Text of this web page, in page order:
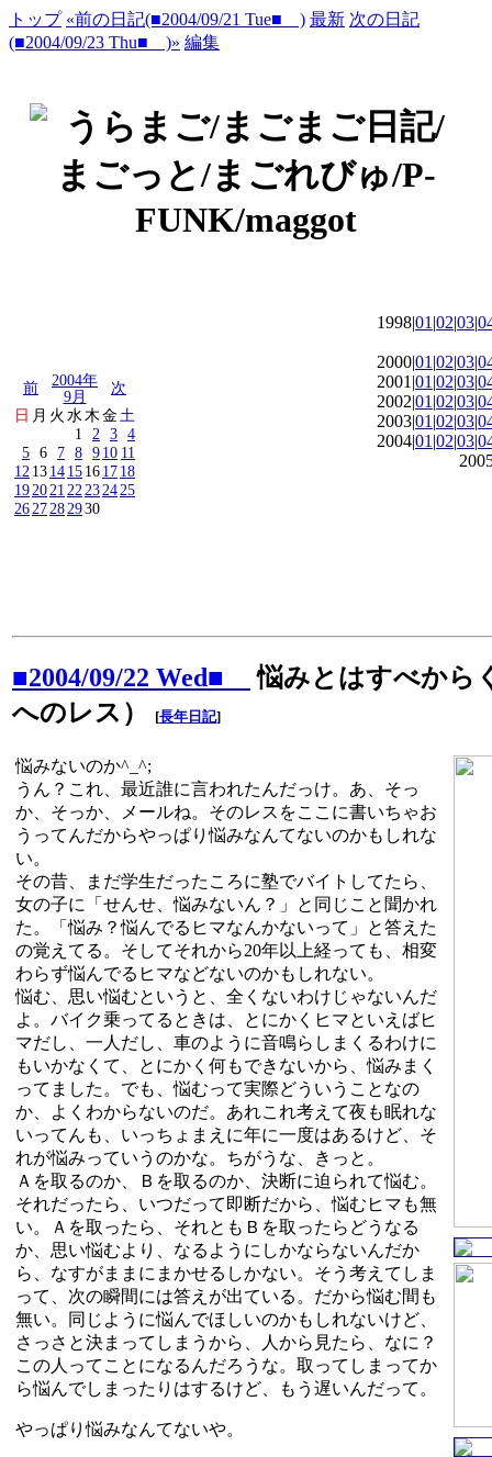
トップ «前の日記(■2004/09/21 Tue■ ) 最新 次の日記
(■2004/09/23 Thu■ )» 編集
前
2004年
9月
次
日 月 火 水 木金 土
1
2 3 4
5 6 7 8 910 11
12 131415161718
192021 22 232425
2627282930
1998|01 |02|03|
2000|01 |02|03|
2001|01 |02|03|
2002|01 |02|03|
2003|01 |02|03|
2004|01 |02|03|
■2004/09/22 Wed■
悩みとはすべから
へのレス）
[長年日記]
悩みないのか^_^;
うん？これ、最近誰に言われたんだっけ。あ、そっ
か、そっか、メールね。そのレスをここに書いちゃお
うってんだからやっぱり悩みなんてないのかもしれな
い。
その昔、まだ学生だったころに塾でバイトしてたら、
女の子に「せんせ、悩みないん？」と同じこと聞かれ
た。「悩み？悩んでるヒマなんかないって」と答えた
の覚えてる。そしてそれから20年以上経っても、相変
わらず悩んでるヒマなどないのかもしれない。
悩む、思い悩むというと、全くないわけじゃないんだ
よ。バイク乗ってるときは、とにかくヒマといえばヒ
マだし、一人だし、車のように音鳴らしまくるわけに
もいかなくて、とにかく何もできないから、悩みまく
ってました。でも、悩むって実際どういうことなの
か、よくわからないのだ。あれこれ考えて夜も眠れな
いってんも、いっちょまえに年に一度はあるけど、そ
れが悩みっていうのかな。ちがうな、きっと。
Ａを取るのか、Ｂを取るのか、決断に迫られて悩む。
それだったら、いつだって即断だから、悩むヒマも無
い。Ａを取ったら、それともＢを取ったらどうなる
か、思い悩むより、なるようにしかならないんだか
ら、なすがままにまかせるしかない。そう考えてしま
って、次の瞬間には答えが出ている。だから悩む間も
無い。同じように悩んでほしいのかもしれないけど、
さっさと決まってしまうから、人から見たら、なに？
この人ってことになるんだろうな。取ってしまってか
ら悩んでしまったりはするけど、もう遅いんだって。
やっぱり悩みなんてないや。